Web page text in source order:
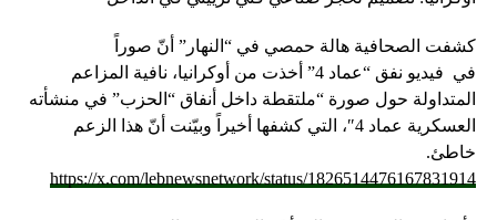
والسياسي للاسراع في تحقيق تلك المشاريع. وعلمت “النهار” أن
وزير الخارجيّة جبران باسيل لن يشارك في عداد الوفد الرسمي
إلى بروكسيل، وقالت مصادر الخارجيّة لـ”النهار” أن باسيل اعتذر
عن حضور بروكسيل وسيرسل ممثّلاً لم يسبق له أن شارك في
بروكسيل 1 و2، وهو مرتبط في الوقت نفسه بعشاء “التيار
الوطني الحر” لمناسبة 14 آذار.
======================== تابعوا أخبار الوكالة الوطنية
للاعلام عبر أثير إذاعة لبنان على الموجات 98.5 و98.1 و96.2 FM
كشفت الصحافية هالة حمصي في “النهار” أنّ صوراً
في فيديو
نفق “عماد 4” أخذت من أوكرانيا، نافية المزاعم
المتداولة حول صورة “ملتقطة داخل أنفاق “الحزب” في منشأته
العسكرية عماد 4″، التي كشفها أخيراً وبيّنت أنّ هذا الزعم
خاطئ.
https://x.com/lebnewsnetwork/status/1826514476167831914